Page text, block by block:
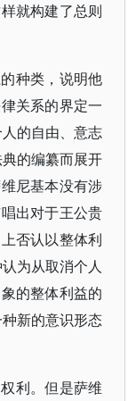
就构建了总则
种类，说明他
关系的界定一
的自由、意志
的编纂而展开
尼基本没有涉
出对于王公贵
否认以整体利
为从取消个人
的整体利益的
新的意识形态
利。但是萨维